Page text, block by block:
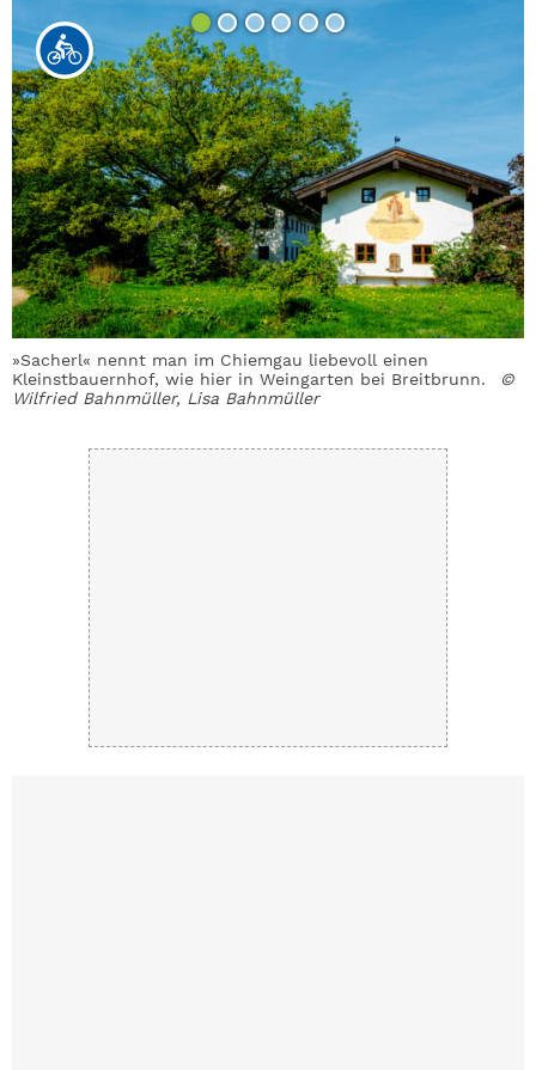
»Sacherl« nennt man im Chiemgau liebevoll einen
Kleinstbauernhof, wie hier in Weingarten bei Breitbrunn.
©
Wilfried Bahnmüller, Lisa Bahnmüller